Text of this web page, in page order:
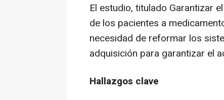
El estudio, titulado Garantizar
de los pacientes a
necesidad de reformar los
adquisición para garantizar el
Hallazgos clave